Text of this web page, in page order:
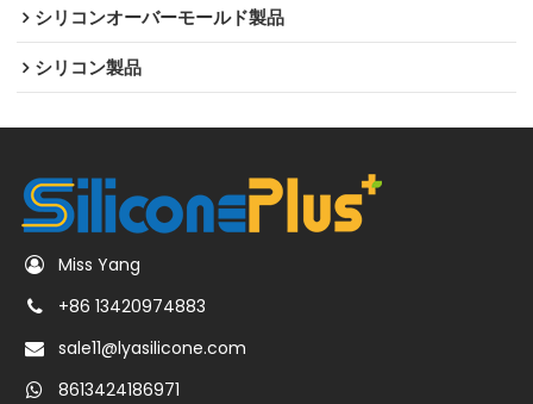
シリコンオーバーモールド製品
シリコン製品
Miss Yang
+86 13420974883
sale11@lyasilicone.com
8613424186971